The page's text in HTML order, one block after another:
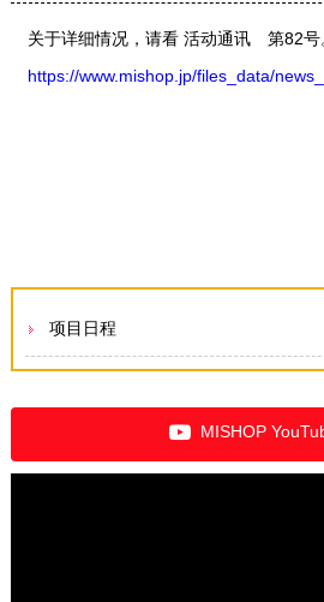
关于详细情况，请看 活动通讯 第82号
https://www.mishop.jp/files_data/
项目日程
MISHOP